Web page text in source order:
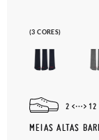
(3 CORES)
2 12
MEIAS ALTAS